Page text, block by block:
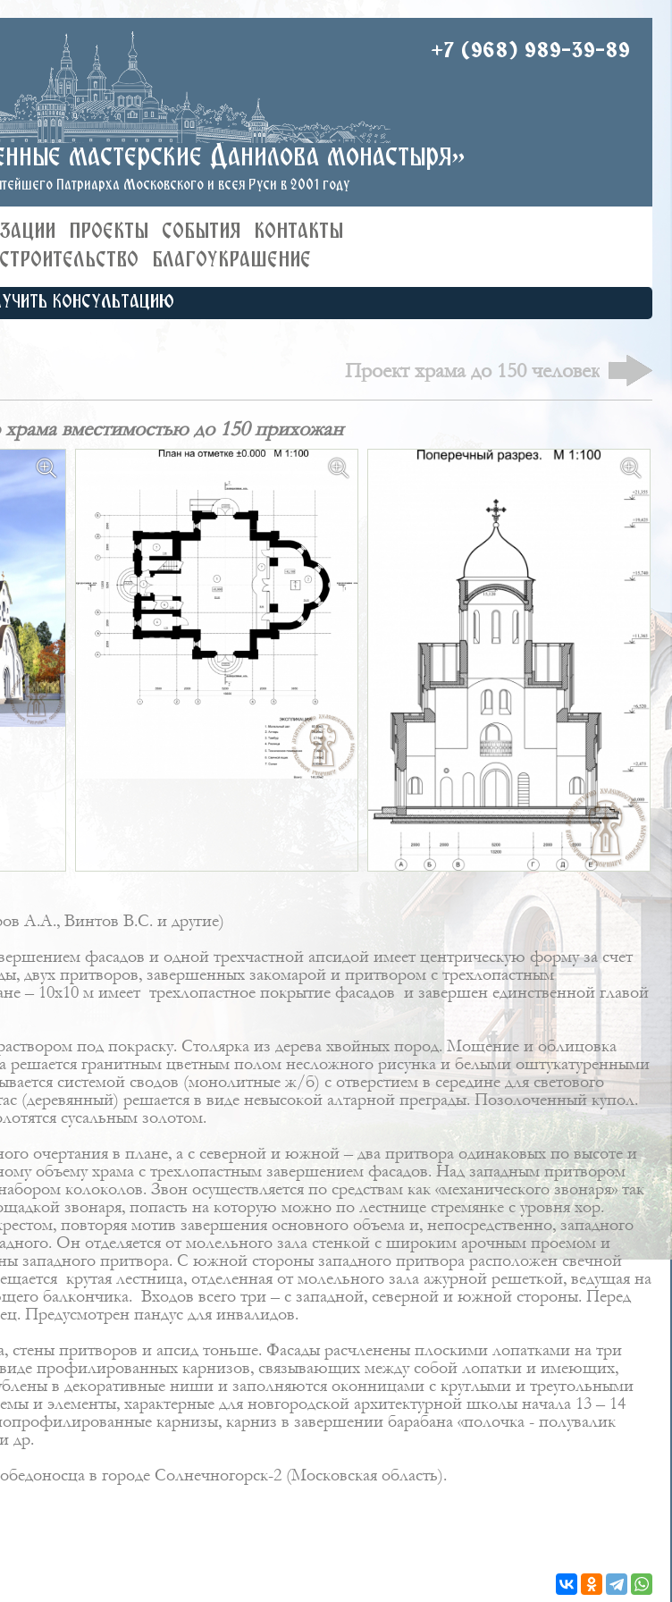
+7 (968) 989-39-89
мастерские Данилова монастыря»
Патриарха Московского и всея Руси в 2001 году
ПРОЕКТЫ СОБЫТИЯ
КОНТАКТЫ
СТРОИТЕЛЬСТВО БЛАГОУКРАШЕНИЕ
КОНСУЛЬТАЦИЮ
Проект храма до 150 человек
храма вместимостью до 150 прихожан
А.А., Винтов В.С. и другие)
фасадов и одной трехчастной апсидой имеет центрическую форму за счет
двух притворов, завершенных закомарой и притвором с трехлопастным
– 10х10 м имеет трехлопастное покрытие фасадов и завершен единственной главой
под покраску. Столярка из дерева хвойных пород. Мощение и облицовка
решается гранитным цветным полом несложного рисунка и белыми оштукатуренными
системой сводов (монолитные ж/б) с отверстием в середине для светового
(деревянный) решается в виде невысокой алтарной преграды. Позолоченный купол.
сусальным золотом.
очертания в плане, а с северной и южной – два притвора одинаковых по высоте и
объему храма с трехлопастным завершением фасадов. Над западным притвором
колоколов. Звон осуществляется по средствам как «механического звонаря» так
звонаря, попасть на которую можно по лестнице стремянке с уровня хор.
повторяя мотив завершения основного объема и, непосредственно, западного
Он отделяется от молельного зала стенкой с широким арочным проемом и
притвора. С южной стороны западного притвора расположен свечной
крутая лестница, отделенная от молельного зала ажурной решеткой, ведущая на
балкончика. Входов всего три – с западной, северной и южной стороны. Перед
Предусмотрен пандус для инвалидов.
притворов и апсид тоньше. Фасады расчленены плоскими лопатками на три
виде профилированных карнизов, связывающих между собой лопатки и имеющих,
в декоративные ниши и заполняются оконницами с круглыми и треугольными
и элементы, характерные для новгородской архитектурной школы начала 13 – 14
карнизы, карниз в завершении барабана «полочка - полувалик
др.
в городе Солнечногорск-2 (Московская область).